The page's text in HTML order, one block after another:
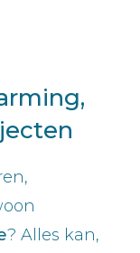
? Alles kan,